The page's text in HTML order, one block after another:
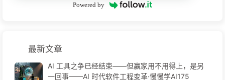
Powered by
最新文章
AI 工具之争已经结束——但赢家用不用得上，是另
一回事——AI 时代软件工程变革·慢慢学AI175